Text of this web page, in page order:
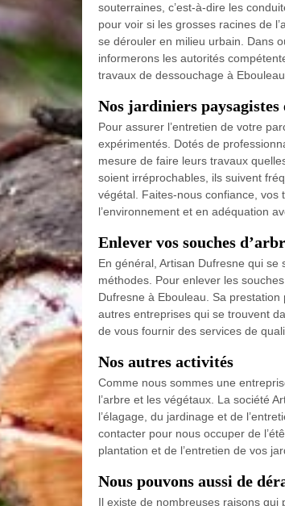
souterraines, c’est-à-dire les
pour voir si les grosses racines de
se dérouler en milieu urbain. Dans
informerons les autorités
travaux de dessouchage à
Nos jardiniers
Pour assurer l’entretien de votre
expérimentés. Dotés de
mesure de faire leurs travaux
soient irréprochables, ils suivent
végétal. Faites-nous confiance, vos
l’environnement et en adéquation
Enlever vos souches
En général, Artisan Dufresne qui
méthodes. Pour enlever les
Dufresne à Ebouleau. Sa
autres entreprises qui se trouvent
de vous fournir des services de
Nos autres activités
Comme nous sommes une
l’arbre et les végétaux. La société
l’élagage, du jardinage et de
contacter pour nous occuper de
plantation et de l’entretien de vos
Nous pouvons aussi de
Il existe de nombreuses raisons